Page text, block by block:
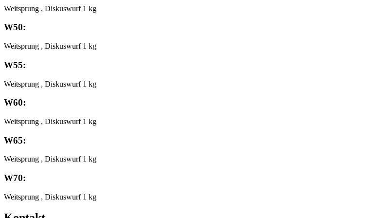
Weitsprung , Diskuswurf 1 kg
W50:
Weitsprung , Diskuswurf 1 kg
W55:
Weitsprung , Diskuswurf 1 kg
W60:
Weitsprung , Diskuswurf 1 kg
W65:
Weitsprung , Diskuswurf 1 kg
W70:
Weitsprung , Diskuswurf 1 kg